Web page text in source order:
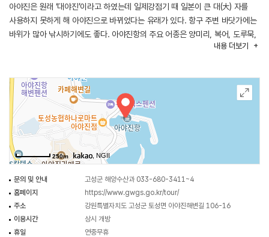
아야진은 원래 ‘대야진’이라고 하였는데 일제강점기 때 일본이 큰 대(大) 자를
사용하지 못하게 해 아야진으로 바뀌었다는 유래가 있다. 항구 주변 바닷가에는
바위가 많아 낚시하기에도 좋다. 아야진항의 주요 어종은 양미리, 복어, 도루묵,
꽁치 등이다. 바위에 파도가 부딪칠 때 그 모습은 한 폭의 그림과도 같아
내용 더보기
250m , NGII
문의 및 안내
고성군 해양수산과 033-680-3411~4
홈페이지
https://www.gwgs.go.kr/tour/
주소
강원특별자치도 고성군 토성면 아야진해변길 106-16
이용시간
상시 개방
휴일
연중무휴